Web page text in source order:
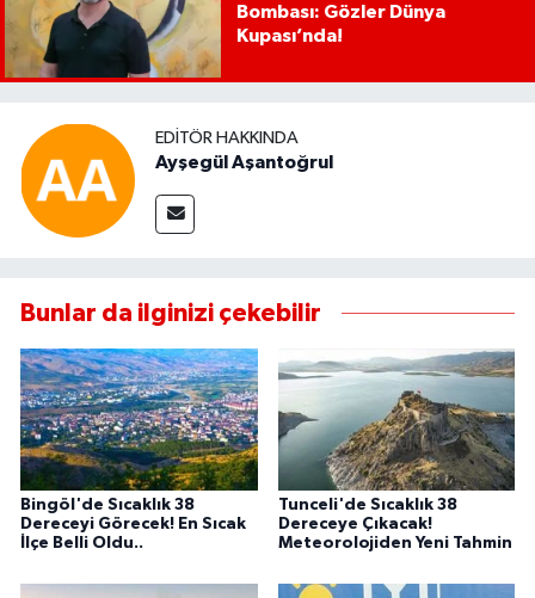
Bombası: Gözler Dünya
Kupası’nda!
EDITÖR HAKKINDA
Ayşegül Aşantoğrul
Bunlar da ilginizi çekebilir
Bingöl'de Sıcaklık 38
Dereceyi Görecek! En Sıcak
İlçe Belli Oldu..
Tunceli'de Sıcaklık 38
Dereceye Çıkacak!
Meteorolojiden Yeni Tahmin